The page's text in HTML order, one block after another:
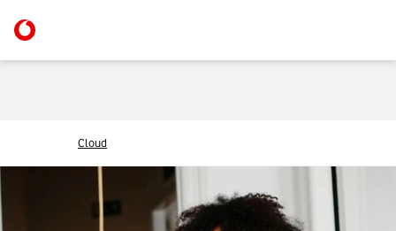
Cloud